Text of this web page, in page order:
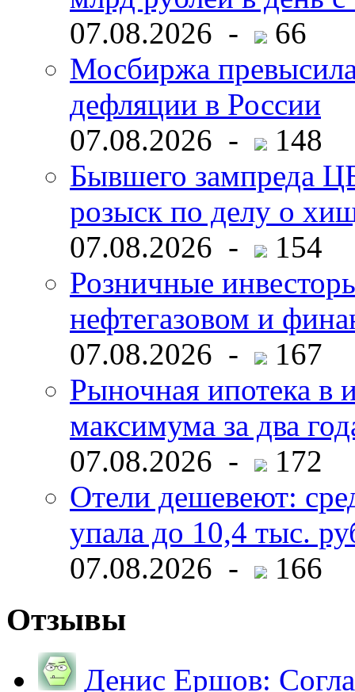
07.08.2026 -
66
Мосбиржа
дефляции в России
07.08.2026 -
148
Бывшего зампреда
розыск по делу о
07.08.2026 -
154
Розничные
нефтегазовом и
07.08.2026 -
167
Рыночная ипотека в
максимума за два
07.08.2026 -
172
Отели дешевеют:
упала до 10,4 тыс.
07.08.2026 -
166
Отзывы
Денис Ершов: